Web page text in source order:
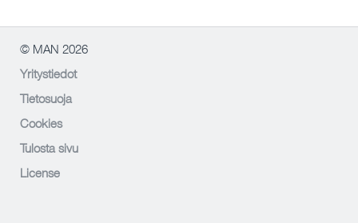
© MAN 2026
Yritystiedot
Tietosuoja
Cookies
Tulosta sivu
License